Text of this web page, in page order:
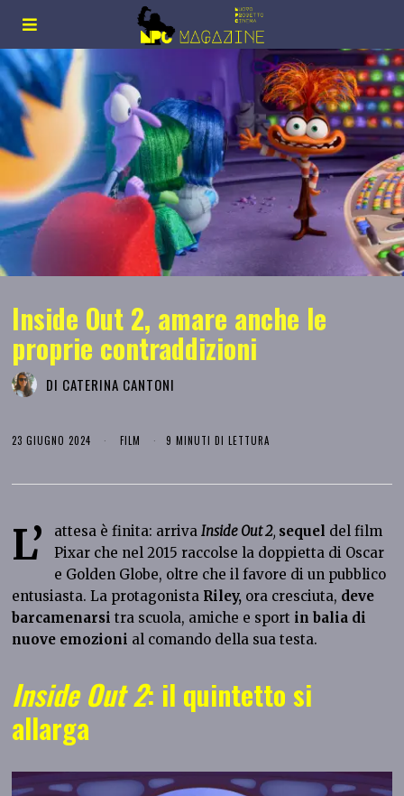
Inside Out 2, amare anche le
proprie contraddizioni
DI CATERINA CANTONI
23 GIUGNO 2024 FILM 9 MINUTI DI LETTURA
L’ attesa è finita: arrivaInside Out 2, sequel del film
Pixar che nel 2015 raccolse la doppietta di Oscar
e Golden Globe, oltre che il favore di un pubblico
entusiasta. La protagonista Riley, ora cresciuta, deve
barcamenarsi tra scuola, amiche e sport in balia di
nuove emozioni al comando della sua testa.
Inside Out 2: il quintetto si
allarga